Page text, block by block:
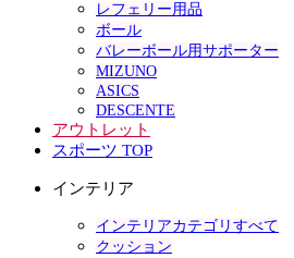
レフェリー用品
ボール
バレーボール用サポーター
MIZUNO
ASICS
DESCENTE
アウトレット
スポーツ TOP
インテリア
インテリアカテゴリすべて
クッション